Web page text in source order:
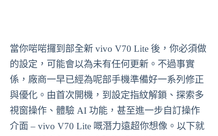
當你啱啱攞到部全新 vivo V70 Lite 後，你必須做
的設定，可能會以為未有任何更新。不過事實
係，廠商一早已經為呢部手機準備好一系列修正
與優化。由首次開機，到設定指紋解鎖、探索多
視窗操作、體驗 AI 功能，甚至進一步自訂操作
介面 – vivo V70 Lite 嘅潛力遠超你想像。以下就